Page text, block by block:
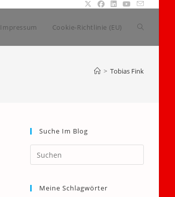
Impressum Cookie-Richtlinie (EU) Website-
> Tobias Fink
Suche Im Blog
Escape
Meine Schlagwörter